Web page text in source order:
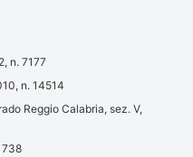
n. 7177
n. 14514
Reggio Calabria, sez. V,
738